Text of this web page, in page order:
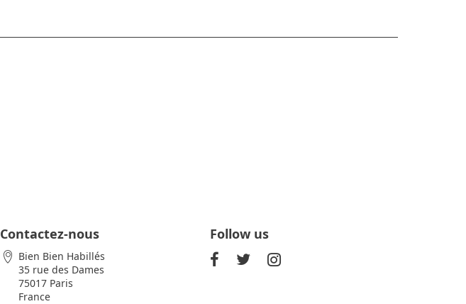
Contactez-nous
Bien Bien Habillés
35 rue des Dames
75017 Paris
France
Follow us